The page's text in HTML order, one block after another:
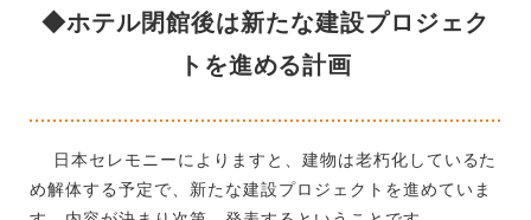
◆ホテル閉館後は新たな建設プロジェク
トを進める計画
日本セレモニーによりますと、建物は老朽化しているた
め解体する予定で、新たな建設プロジェクトを進めていま